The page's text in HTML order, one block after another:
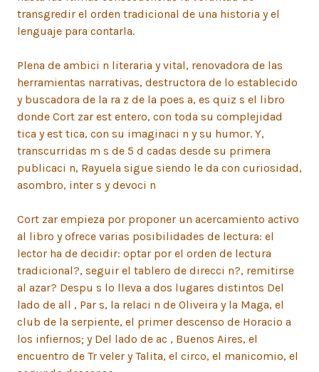
transgredir el orden tradicional de una historia y el
lenguaje para contarla.
Plena de ambici n literaria y vital, renovadora de las
herramientas narrativas, destructora de lo establecido
y buscadora de la ra z de la poes a, es quiz s el libro
donde Cort zar est entero, con toda su complejidad
tica y est tica, con su imaginaci n y su humor. Y,
transcurridas m s de 5 d cadas desde su primera
publicaci n, Rayuela sigue siendo le da con curiosidad,
asombro, inter s y devoci n
Cort zar empieza por proponer un acercamiento activo
al libro y ofrece varias posibilidades de lectura: el
lector ha de decidir: optar por el orden de lectura
tradicional?, seguir el tablero de direcci n?, remitirse
al azar? Despu s lo lleva a dos lugares distintos Del
lado de all , Par s, la relaci n de Oliveira y la Maga, el
club de la serpiente, el primer descenso de Horacio a
los infiernos; y Del lado de ac , Buenos Aires, el
encuentro de Tr veler y Talita, el circo, el manicomio, el